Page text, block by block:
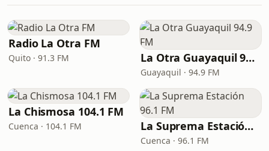
Radio La Otra FM
Quito · 91.3 FM La Otra Guayaquil 94.9 FM
Guayaquil · 94.9 FM
La Chismosa 104.1 FM
Cuenca · 104.1 FM La Suprema Estación 96.1 FM
Cuenca · 96.1 FM